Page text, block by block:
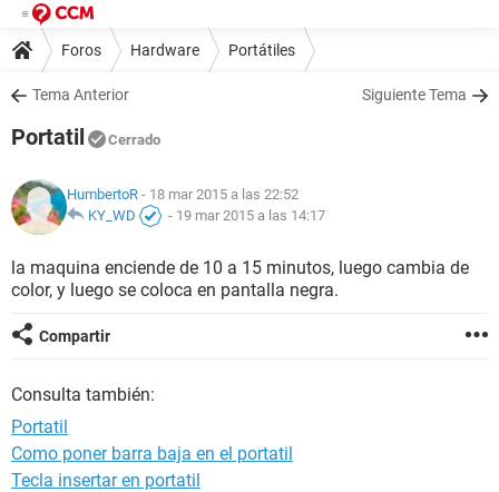
Foros Hardware Portátiles
Tema Anterior Siguiente Tema
Portatil Cerrado
HumbertoR - 18 mar 2015 a las 22:52
KY_WD
- 19 mar 2015 a las 14:17
la maquina enciende de 10 a 15 minutos, luego cambia de
color, y luego se coloca en pantalla negra.
Compartir
Consulta también:
Portatil
Como poner barra baja en el portatil
Tecla insertar en portatil